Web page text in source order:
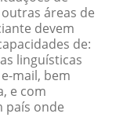
áreas de
devem
de:
linguísticas
mail, bem
e com
país onde